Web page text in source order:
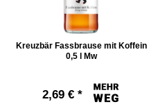
Kreuzbär Fassbrause mit Koffein
0,5 l Mw
2,69 € *